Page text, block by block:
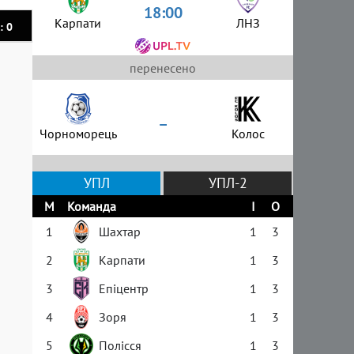
0 Карпати 18:00 ЛНЗ
перенесено
Чорноморець – Колос
УПЛ УПЛ-2
М Команда І
О
1
Шахтар 1
3
2
Карпати 1
3
3
Епіцентр 1
3
4
Зоря 1
3
5
Полісся 1
3